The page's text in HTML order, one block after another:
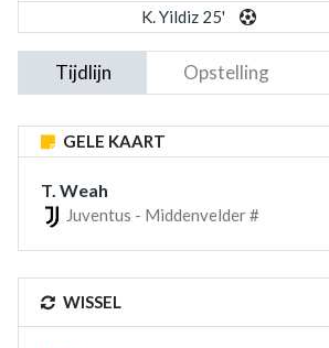
K. Yildiz 25'
Tijdlijn Opstelling
GELE KAART
T. Weah
Juventus - Middenvelder #
WISSEL